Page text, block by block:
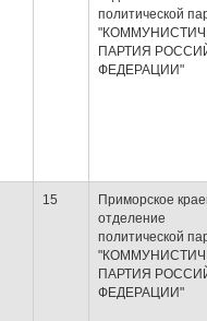
политической
ПАРТИЯ
ФЕДЕРАЦИИ"
15
Приморское
отделение
политической
ПАРТИЯ
ФЕДЕРАЦИИ"